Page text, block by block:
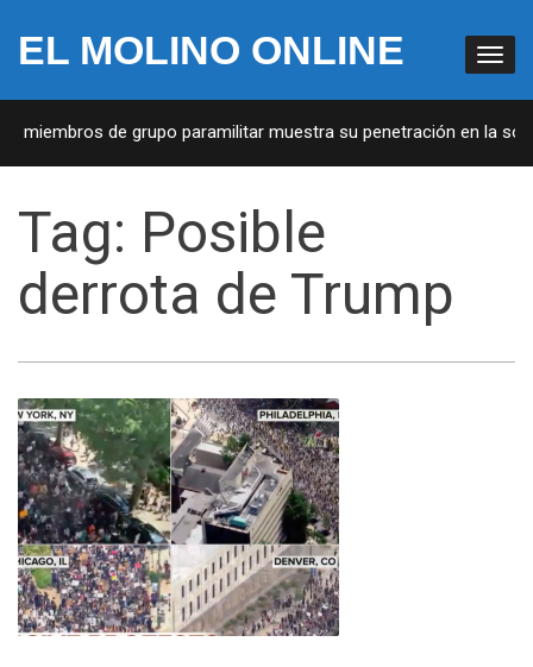
EL MOLINO ONLINE
miembros de grupo paramilitar muestra su penetración en la
Tag: Posible
derrota de Trump